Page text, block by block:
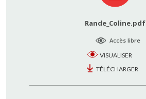
Rande_Coline.pdf
Accès libre
VISUALISER
TÉLÉCHARGER